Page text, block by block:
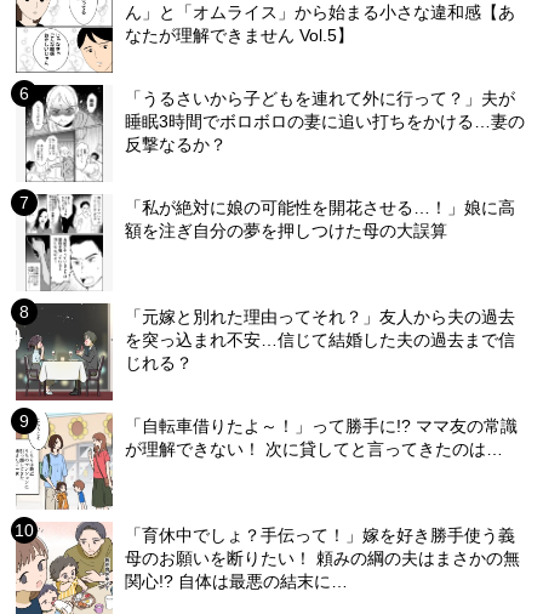
ん」と「オムライス」から始まる小さな違和感【あ
なたが理解できません Vol.5】
「うるさいから子どもを連れて外に行って？」夫が
睡眠3時間でボロボロの妻に追い打ちをかける…妻の
反撃なるか？
「私が絶対に娘の可能性を開花させる…！」娘に高
額を注ぎ自分の夢を押しつけた母の大誤算
「元嫁と別れた理由ってそれ？」友人から夫の過去
を突っ込まれ不安…信じて結婚した夫の過去まで信
じれる？
「自転車借りたよ～！」って勝手に!? ママ友の常識
が理解できない！ 次に貸してと言ってきたのは…
「育休中でしょ？手伝って！」嫁を好き勝手使う義
母のお願いを断りたい！ 頼みの綱の夫はまさかの無
関心!? 自体は最悪の結末に…